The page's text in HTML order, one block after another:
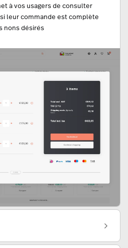
à vos usagers de consulter
leur commande est complète
nons désirés